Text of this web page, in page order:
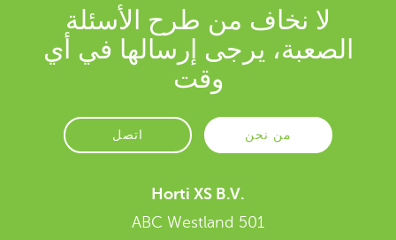
لا نخاف من طرح الأسئلة
الصعبة، يرجى إرسالها في أي
وقت
من نحن اتصل
.Horti XS B.V
ABC Westland 501